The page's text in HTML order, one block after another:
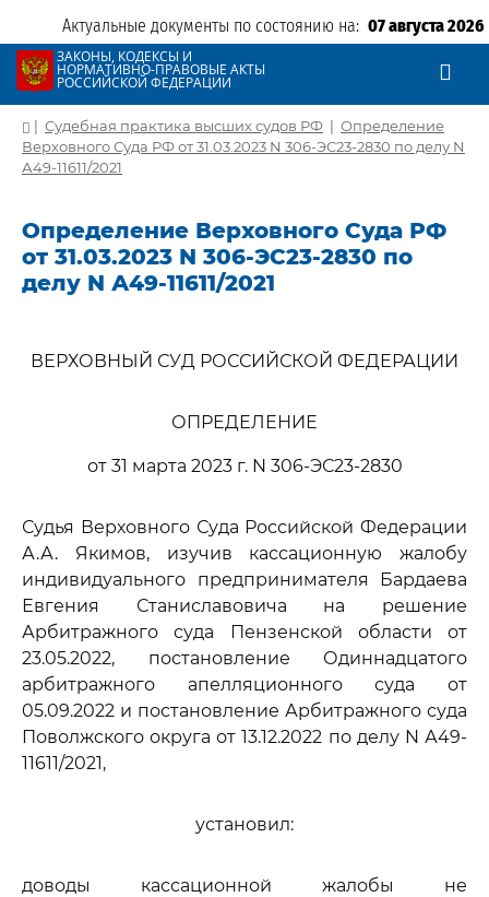
Актуальные документы по состоянию на: 07 августа 2026
ЗАКОНЫ, КОДЕКСЫ И
НОРМАТИВНО-ПРАВОВЫЕ АКТЫ
РОССИЙСКОЙ ФЕДЕРАЦИИ
| Судебная практика высших судов РФ | Определение
Верховного Суда РФ от 31.03.2023 N 306-ЭС23-2830 по делу N
А49-11611/2021
Определение Верховного Суда РФ
от 31.03.2023 N 306-ЭС23-2830 по
делу N А49-11611/2021
ВЕРХОВНЫЙ СУД РОССИЙСКОЙ ФЕДЕРАЦИИ
ОПРЕДЕЛЕНИЕ
от 31 марта 2023 г. N 306-ЭС23-2830
Судья Верховного Суда Российской Федерации
А.А. Якимов, изучив кассационную жалобу
индивидуального предпринимателя Бардаева
Евгения Станиславовича на решение
Арбитражного суда Пензенской области от
23.05.2022, постановление Одиннадцатого
арбитражного апелляционного суда от
05.09.2022 и постановление Арбитражного суда
Поволжского округа от 13.12.2022 по делу N А49-
11611/2021,
установил:
доводы кассационной жалобы не